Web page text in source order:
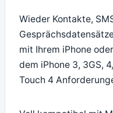
Wieder Kontakte,
mit Ihrem iPhone
dem iPhone 3, 3GS,
Touch 4